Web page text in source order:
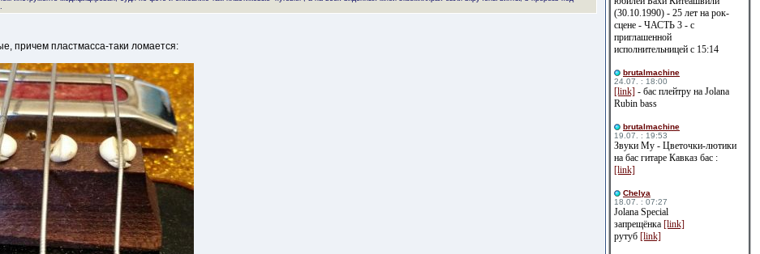
причем пластмасса-таки ломается:
(30.10.1990) - 25 лет на рок-
сцене - ЧАСТЬ 3 - с
приглашенной
исполнительницей с 15:14
brutalmachine
24.07. : 18:00
[link] - бас плейтру на Jolana
Rubin bass
brutalmachine
19.07. : 19:53
Звуки Му - Цветочки-лютики
на бас гитаре Кавказ бас :
[link]
Сhelya
18.07. : 07:27
Jolana Special
запрещёнка [link]
рутуб [link]